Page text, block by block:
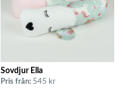
Sovdjur Ella
Pris från: 545 kr